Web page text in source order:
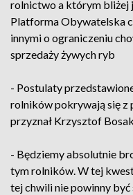
rolnictwo a którym bliżej
Platforma Obywatelska
innymi o ograniczeniu
sprzedaży żywych ryb
- Postulaty
rolników pokrywają się z
przyznał Krzysztof
- Będziemy absolutnie
tym rolników. W tej
tej chwili nie powinny być